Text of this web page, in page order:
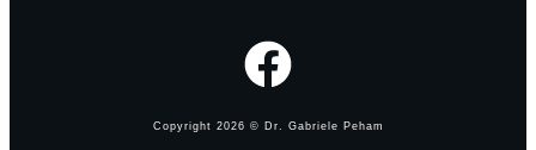
Copyright 2026 © Dr. Gabriele Peham